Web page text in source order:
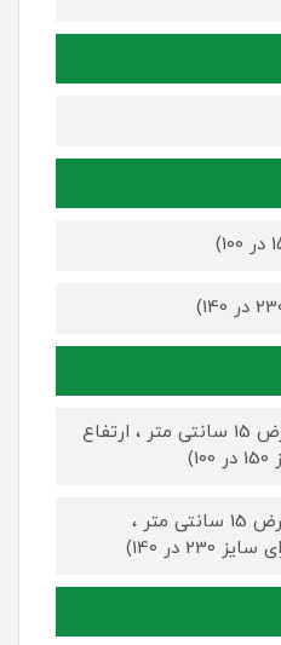
طول 105 سانتی متر ، عرض 15 سانتی متر ، ارتفاع
طول 145 سانتی متر ، عرض 15 سانتی متر ،